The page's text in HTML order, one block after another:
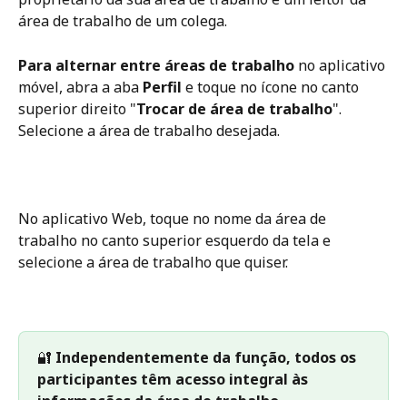
área de trabalho de um colega.
Para alternar entre áreas de trabalho no aplicativo
móvel, abra a aba Perfil e toque no ícone no canto
superior direito "Trocar de área de trabalho".
Selecione a área de trabalho desejada.
No aplicativo Web, toque no nome da área de
trabalho no canto superior esquerdo da tela e
selecione a área de trabalho que quiser.
🔐 Independentemente da função, todos os
participantes têm acesso integral às